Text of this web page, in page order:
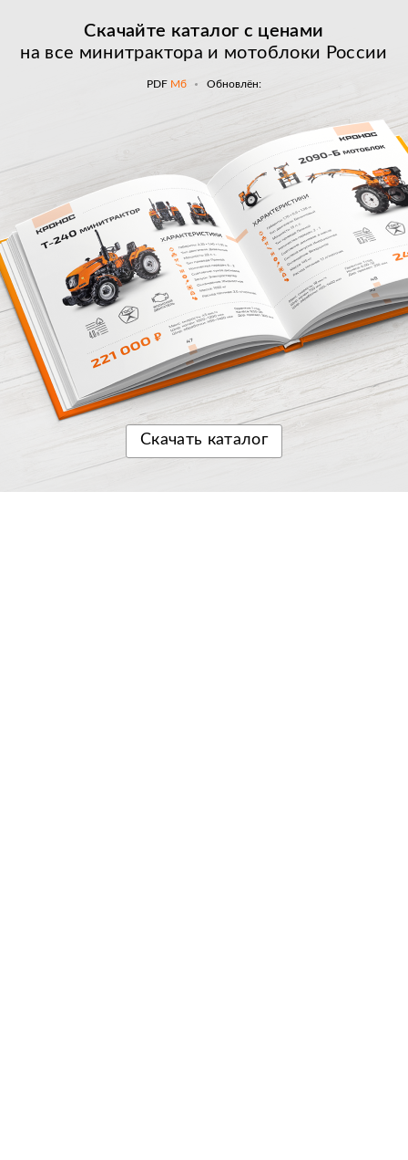
Скачайте каталог с ценами
на все минитрактора и мотоблоки России
PDF Мб Обновлён:
Скачать каталог